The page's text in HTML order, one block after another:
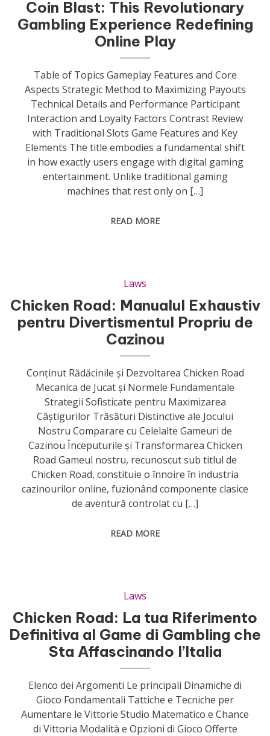
Coin Blast: This Revolutionary
Gambling Experience Redefining
Online Play
Table of Topics Gameplay Features and Core
Aspects Strategic Method to Maximizing Payouts
Technical Details and Performance Participant
Interaction and Loyalty Factors Contrast Review
with Traditional Slots Game Features and Key
Elements The title embodies a fundamental shift
in how exactly users engage with digital gaming
entertainment. Unlike traditional gaming
machines that rest only on […]
READ MORE
Laws
Chicken Road: Manualul Exhaustiv
pentru Divertismentul Propriu de
Cazinou
Conținut Rădăcinile și Dezvoltarea Chicken Road
Mecanica de Jucat și Normele Fundamentale
Strategii Sofisticate pentru Maximizarea
Câștigurilor Trăsături Distinctive ale Jocului
Nostru Comparare cu Celelalte Gameuri de
Cazinou Începuturile și Transformarea Chicken
Road Gameul nostru, recunoscut sub titlul de
Chicken Road, constituie o înnoire în industria
cazinourilor online, fuzionând componente clasice
de aventură controlat cu […]
READ MORE
Laws
Chicken Road: La tua Riferimento
Definitiva al Game di Gambling che
Sta Affascinando l’Italia
Elenco dei Argomenti Le principali Dinamiche di
Gioco Fondamentali Tattiche e Tecniche per
Aumentare le Vittorie Studio Matematico e Chance
di Vittoria Modalità e Opzioni di Gioco Offerte